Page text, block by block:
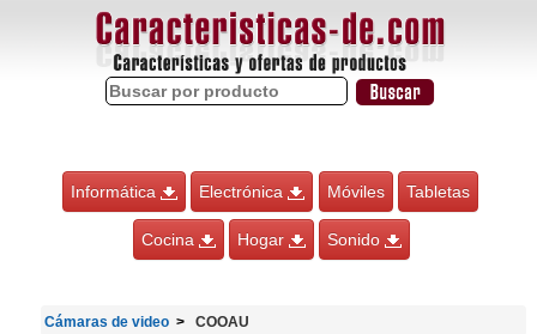
Informática Electrónica Móviles Tabletas
Cocina Hogar Sonido
Cámaras de video COOAU